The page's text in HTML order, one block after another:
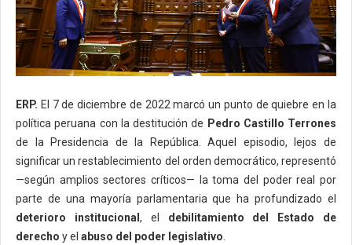
ERP. El 7 de diciembre de 2022 marcó un punto de quiebre en la
política peruana con la destitución de Pedro Castillo Terrones
de la Presidencia de la República. Aquel episodio, lejos de
significar un restablecimiento del orden democrático, representó
—según amplios sectores críticos— la toma del poder real por
parte de una mayoría parlamentaria que ha profundizado el
deterioro institucional , el debilitamiento del Estado de
derecho y el abuso del poder legislativo.